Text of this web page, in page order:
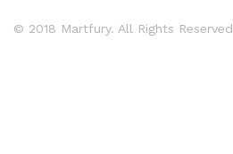
© 2018 Martfury. All Rights Reserved